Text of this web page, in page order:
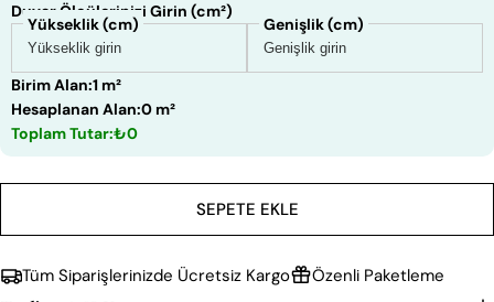
Duvar Ölçülerinizi Girin (cm²)
Yükseklik (cm) Genişlik (cm)
Birim Alan:1 m²
Hesaplanan Alan:0 m²
Toplam Tutar:₺0
SEPETE EKLE
Tüm Siparişlerinizde Ücretsiz Kargo Özenli Paketleme